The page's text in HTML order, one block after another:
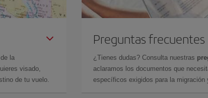
la
visado,
de tu vuelo.
Preguntas frecuentes
¿Tienes dudas? Consulta nuestras
aclaramos los documentos que
específicos exigidos para la migración